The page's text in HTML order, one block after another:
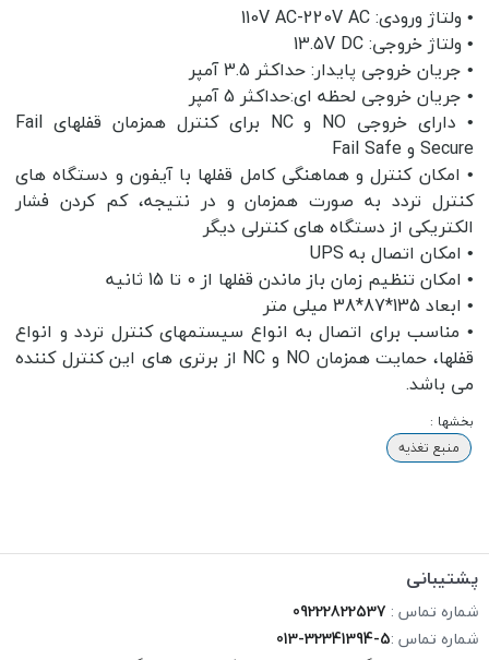
• ولتاژ ورودی: 110V AC-220V AC
• ولتاژ خروجی: 13.5V DC
• جریان خروجی پایدار: حداکثر 3.5 آمپر
• جریان خروجی لحظه ای:حداکثر 5 آمپر
• دارای خروجی NO و NC برای کنترل همزمان قفلهای Fail
Secure و Fail Safe
• امکان کنترل و هماهنگی کامل قفلها با آیفون و دستگاه های
کنترل تردد به صورت همزمان و در نتیجه، کم کردن فشار
الکتریکی از دستگاه های کنترلی دیگر
• امکان اتصال به UPS
• امکان تنظیم زمان باز ماندن قفلها از 0 تا 15 ثانیه
• ابعاد 135*87*38 میلی متر
• مناسب برای اتصال به انواع سیستمهای کنترل تردد و انواع
قفلها، حمایت همزمان NO و NC از برتری های این کنترل کننده
می باشد.
بخشها :
منبع تغذیه
پشتیبانی
شماره تماس : 09222822537
شماره تماس :013-32341394-5